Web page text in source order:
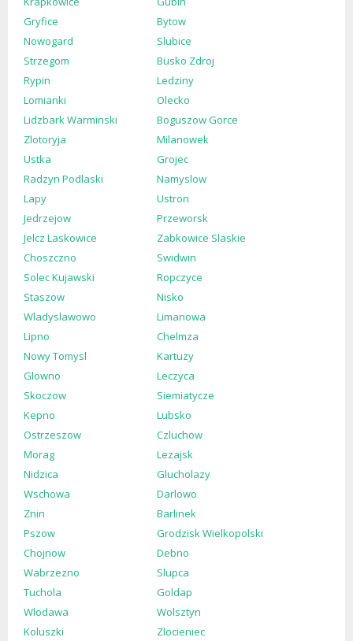
Gryfice
Bytow
Nowogard
Slubice
Strzegom
Busko Zdroj
Rypin
Ledziny
Lomianki
Olecko
Lidzbark Warminski
Boguszow Gorce
Zlotoryja
Milanowek
Ustka
Grojec
Radzyn Podlaski
Namyslow
Lapy
Ustron
Jedrzejow
Przeworsk
Jelcz Laskowice
Zabkowice Slaskie
Choszczno
Swidwin
Solec Kujawski
Ropczyce
Staszow
Nisko
Wladyslawowo
Limanowa
Lipno
Chelmza
Nowy Tomysl
Kartuzy
Glowno
Leczyca
Skoczow
Siemiatycze
Kepno
Lubsko
Ostrzeszow
Czluchow
Morag
Lezajsk
Nidzica
Glucholazy
Wschowa
Darlowo
Znin
Barlinek
Pszow
Grodzisk Wielkopolski
Chojnow
Debno
Wabrzezno
Slupca
Tuchola
Goldap
Wlodawa
Wolsztyn
Koluszki
Zlocieniec